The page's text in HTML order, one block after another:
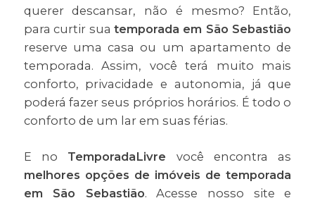
querer descansar, não é mesmo? Então,
para curtir sua temporada em São Sebastião
reserve uma casa ou um apartamento de
temporada. Assim, você terá muito mais
conforto, privacidade e autonomia, já que
poderá fazer seus próprios horários. É todo o
conforto de um lar em suas férias.
E no TemporadaLivrevocê encontra as
melhores opções de imóveis de temporada
em São Sebastião. Acesse nosso site e